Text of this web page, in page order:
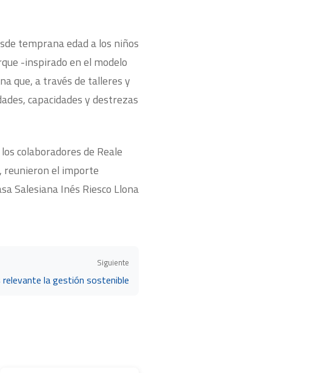
temprana edad a los niños
-inspirado en el modelo
que, a través de talleres y
capacidades y destrezas
colaboradores de Reale
reunieron el importe
Salesiana Inés Riesco Llona
Siguiente
relevante la gestión sostenible